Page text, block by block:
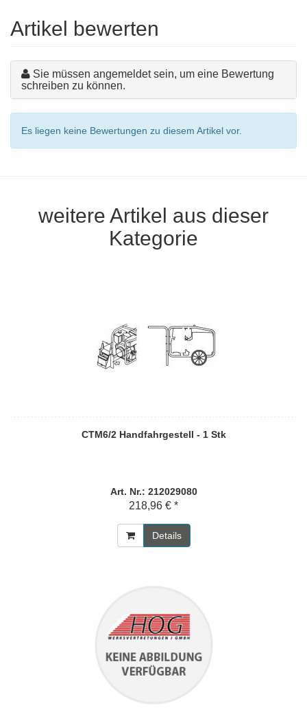
Artikel bewerten
Sie müssen angemeldet sein, um eine Bewertung
schreiben zu können.
Es liegen keine Bewertungen zu diesem Artikel vor.
weitere Artikel aus dieser
Kategorie
CTM6/2 Handfahrgestell - 1 Stk
Art. Nr.: 212029080
218,96 € *
Details